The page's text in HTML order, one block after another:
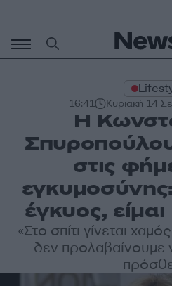
περιεχόμενο
16:41 Κυριακή 14
Η
στις
έγκυος,
«Στο σπίτι γίνεται
δεν προλαβαίνουμε